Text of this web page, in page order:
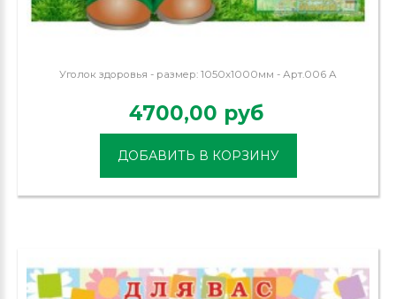
Уголок здоровья - размер: 1050х1000мм - Арт.006 А
4700,00 руб
ДОБАВИТЬ В КОРЗИНУ